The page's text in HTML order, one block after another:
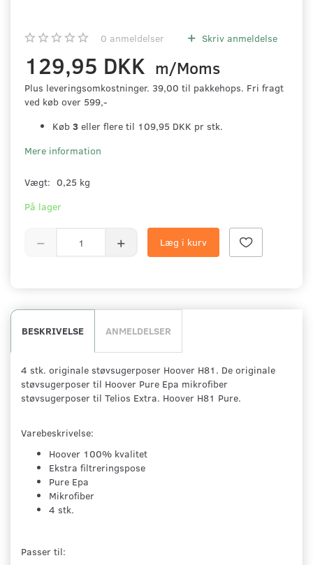
0 anmeldelser Skriv anmeldelse
129,95 DKK m/Moms
Plus leveringsomkostninger. 39,00 til pakkehops. Fri fragt
ved køb over 599,-
Køb 3 eller flere til 109,95 DKK pr stk.
Mere information
Vægt: 0,25 kg
På lager
Læg i kurv
BESKRIVELSE ANMELDELSER
4 stk. originale støvsugerposer Hoover H81. De originale
støvsugerposer til Hoover Pure Epa mikrofiber
støvsugerposer til Telios Extra. Hoover H81 Pure.
Varebeskrivelse:
Hoover 100% kvalitet
Ekstra filtreringspose
Pure Epa
Mikrofiber
4 stk.
Passer til: